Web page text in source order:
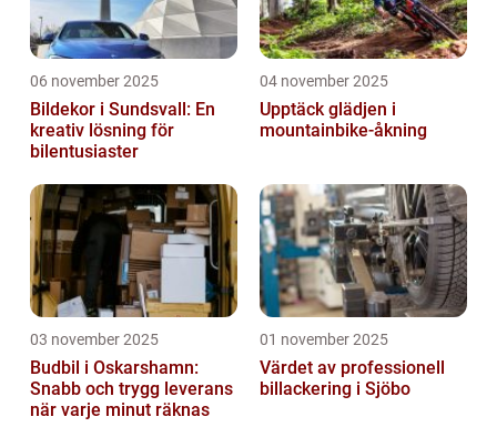
06 november 2025
Bildekor i Sundsvall: En
kreativ lösning för
bilentusiaster
04 november 2025
Upptäck glädjen i
mountainbike-åkning
03 november 2025
Budbil i Oskarshamn:
Snabb och trygg leverans
när varje minut räknas
01 november 2025
Värdet av professionell
billackering i Sjöbo